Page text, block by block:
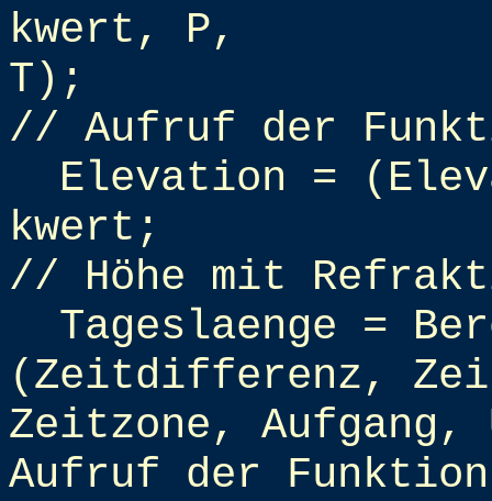
kwert, P,
T);
// Aufruf der
Elevation =
kwert;
// Höhe mit
Tageslaenge =
(Zeitdifferenz,
Zeitzone, Aufgang,
Aufruf der